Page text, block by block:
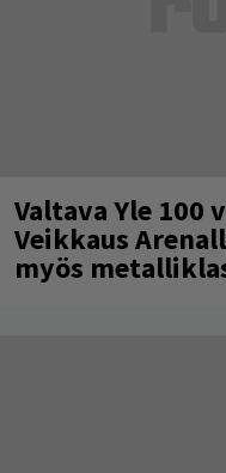
Valtava Yle 100
Veikkaus
myös